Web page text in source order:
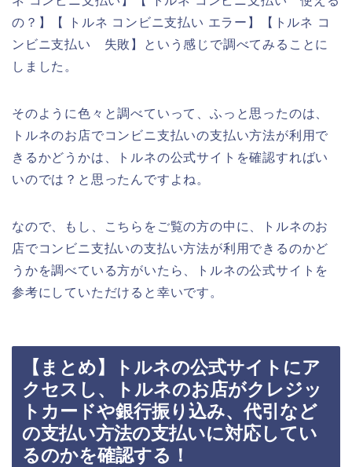
の？】【 トルネ コンビニ支払い エラー】【トルネ コ
ンビニ支払い 失敗】という感じで調べてみることに
しました。
そのように色々と調べていって、ふっと思ったのは、
トルネのお店でコンビニ支払いの支払い方法が利用で
きるかどうかは、トルネの公式サイトを確認すればい
いのでは？と思ったんですよね。
なので、もし、こちらをご覧の方の中に、トルネのお
店でコンビニ支払いの支払い方法が利用できるのかど
うかを調べている方がいたら、トルネの公式サイトを
参考にしていただけると幸いです。
【まとめ】トルネの公式サイトにア
クセスし、トルネのお店がクレジッ
トカードや銀行振り込み、代引など
の支払い方法の支払いに対応してい
るのかを確認する！